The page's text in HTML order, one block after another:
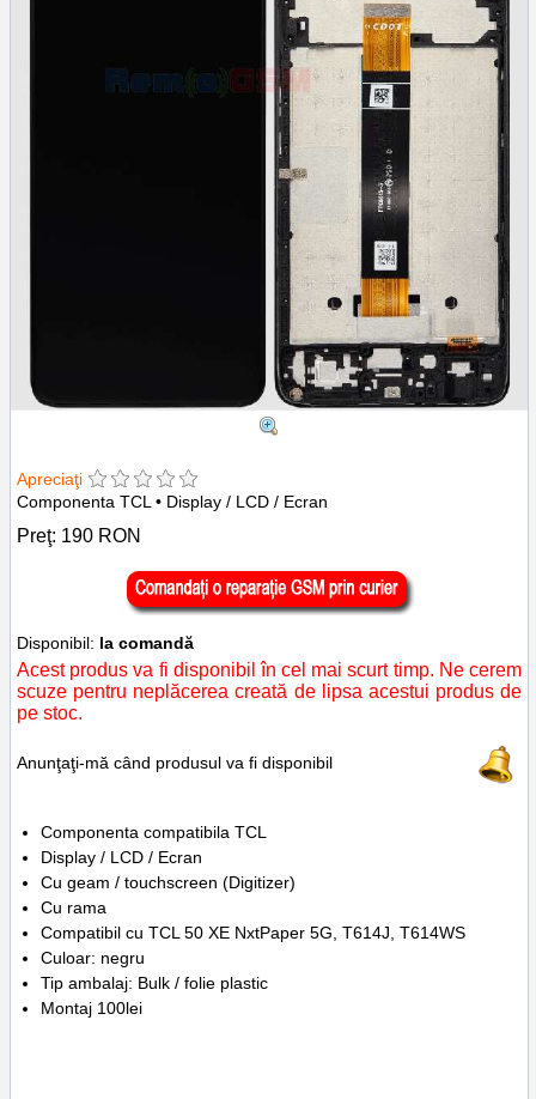
Apreciaţi
Componenta TCL • Display / LCD / Ecran
Preţ: 190 RON
Disponibil: la comandă
Acest produs va fi disponibil în cel mai scurt timp. Ne cerem
scuze pentru neplăcerea creată de lipsa acestui produs de
pe stoc.
Anunţaţi-mă când produsul va fi disponibil
Componenta compatibila TCL
Display / LCD / Ecran
Cu geam / touchscreen (Digitizer)
Cu rama
Compatibil cu TCL 50 XE NxtPaper 5G, T614J, T614WS
Culoar: negru
Tip ambalaj: Bulk / folie plastic
Montaj 100lei